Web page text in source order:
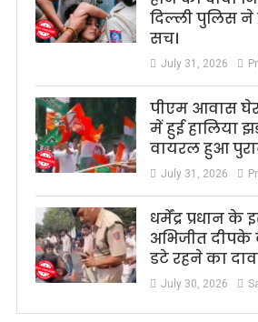
दिल्ली पुलिस
सच।
July 31, 2026
पीएम आवास
में हुई हालिया
वायरल हुआ
July 31, 2026
धर्मेंद्र प्रधान
अभिजीत
डटे रहने का
July 30, 2026